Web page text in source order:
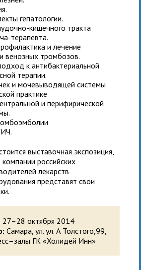
гепатологии.
кишечного тракта
терапевта.
и лечение
венозных тромбозов.
к антибактериальной
терапии.
и мочевыводящей системы
практике
и перифирической
выставочная экспозиция,
российских
лекарств
представят свои
27–28 октября 2014
Самара, ул. ул. А Толстого,99,
ГК «Холидей Инн»